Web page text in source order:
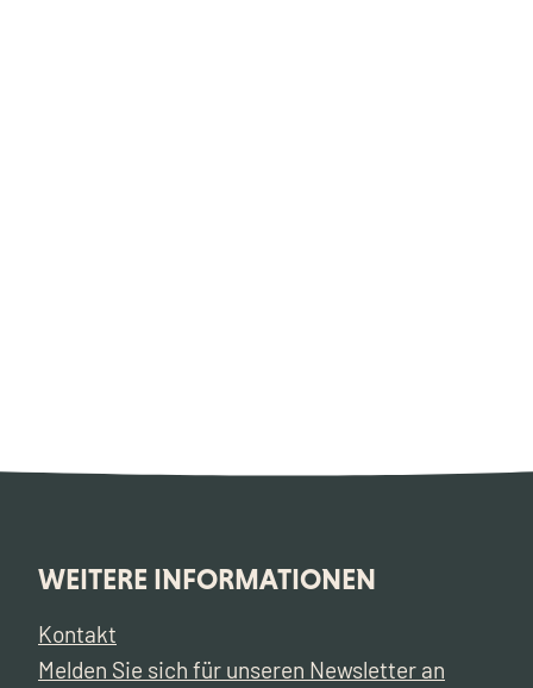
WEITERE INFORMATIONEN
Kontakt
Melden Sie sich für unseren Newsletter an